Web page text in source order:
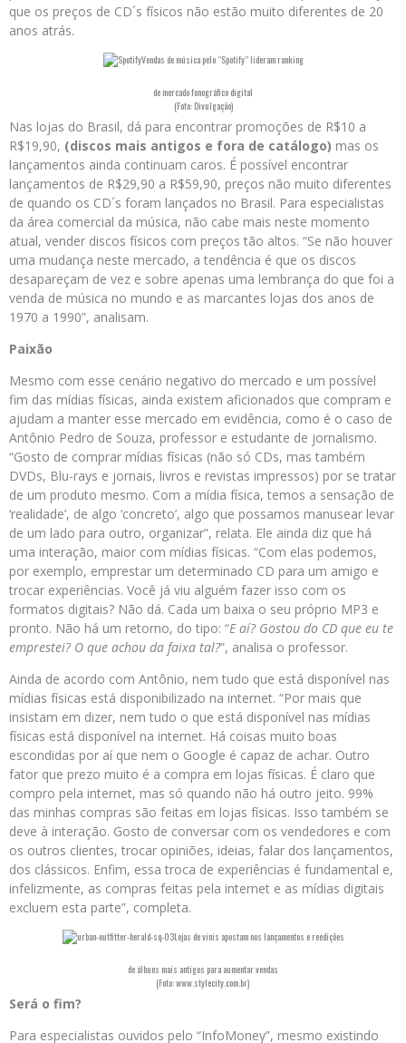
que os preços de CD´s físicos não estão muito diferentes de 20
anos atrás.
Vendas de música pelo “Spotify” lideram ranking
de mercado fonográfico digital
(Foto: Divulgação)
Nas lojas do Brasil, dá para encontrar promoções de R$10 a
R$19,90, (discos mais antigos e fora de catálogo) mas os
lançamentos ainda continuam caros. É possível encontrar
lançamentos de R$29,90 a R$59,90, preços não muito diferentes
de quando os CD´s foram lançados no Brasil. Para especialistas
da área comercial da música, não cabe mais neste momento
atual, vender discos físicos com preços tão altos. “Se não houver
uma mudança neste mercado, a tendência é que os discos
desapareçam de vez e sobre apenas uma lembrança do que foi a
venda de música no mundo e as marcantes lojas dos anos de
1970 a 1990”, analisam.
Paixão
Mesmo com esse cenário negativo do mercado e um possível
fim das mídias físicas, ainda existem aficionados que compram e
ajudam a manter esse mercado em evidência, como é o caso de
Antônio Pedro de Souza, professor e estudante de jornalismo.
“Gosto de comprar mídias físicas (não só CDs, mas também
DVDs, Blu-rays e jornais, livros e revistas impressos) por se tratar
de um produto mesmo. Com a mídia física, temos a sensação de
‘realidade’, de algo ‘concreto’, algo que possamos manusear levar
de um lado para outro, organizar”, relata. Ele ainda diz que há
uma interação, maior com mídias físicas. “Com elas podemos,
por exemplo, emprestar um determinado CD para um amigo e
trocar experiências. Você já viu alguém fazer isso com os
formatos digitais? Não dá. Cada um baixa o seu próprio MP3 e
pronto. Não há um retorno, do tipo: “E aí? Gostou do CD que eu te
emprestei? O que achou da faixa tal?”, analisa o professor.
Ainda de acordo com Antônio, nem tudo que está disponível nas
mídias físicas está disponibilizado na internet. “Por mais que
insistam em dizer, nem tudo o que está disponível nas mídias
físicas está disponível na internet. Há coisas muito boas
escondidas por aí que nem o Google é capaz de achar. Outro
fator que prezo muito é a compra em lojas físicas. É claro que
compro pela internet, mas só quando não há outro jeito. 99%
das minhas compras são feitas em lojas físicas. Isso também se
deve à interação. Gosto de conversar com os vendedores e com
os outros clientes, trocar opiniões, ideias, falar dos lançamentos,
dos clássicos. Enfim, essa troca de experiências é fundamental e,
infelizmente, as compras feitas pela internet e as mídias digitais
excluem esta parte”, completa.
Lojas de vinis apostam nos lançamentos e reedições
de álbuns mais antigos para aumentar vendas
(Foto:www.stylecity.com.br)
Será o fim?
Para especialistas ouvidos pelo “InfoMoney”, mesmo existindo